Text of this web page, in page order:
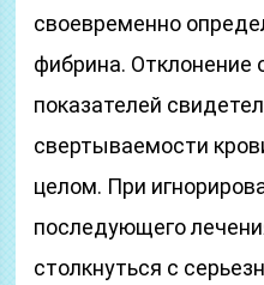
своевременно
фибрина. Отклонение
показателей
свертываемости
целом. При
последующего
столкнуться с